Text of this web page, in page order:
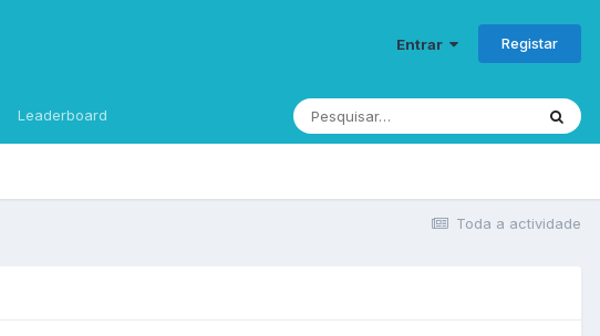
Entrar Registar
Leaderboard
Toda a actividade